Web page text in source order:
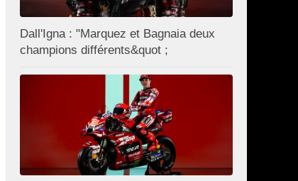
Dall'Igna : "Marquez et Bagnaia deux
champions différents&quot ;